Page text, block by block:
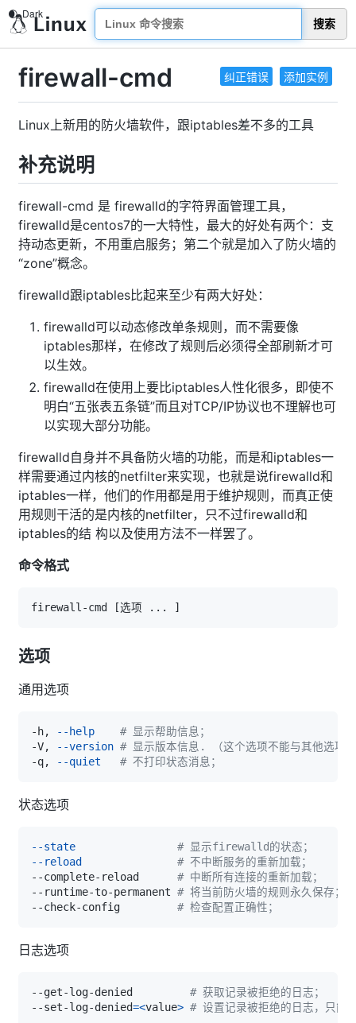
搜索
纠正错误 添加实例
firewall-cmd
Linux上新用的防火墙软件，跟iptables差不多的工具
补充说明
firewall-cmd 是 firewalld的字符界面管理工具，
firewalld是centos7的一大特性，最大的好处有两个：支
持动态更新，不用重启服务；第二个就是加入了防火墙的
“zone”概念。
firewalld跟iptables比起来至少有两大好处：
firewalld可以动态修改单条规则，而不需要像
iptables那样，在修改了规则后必须得全部刷新才可
以生效。
firewalld在使用上要比iptables人性化很多，即使不
明白“五张表五条链”而且对TCP/IP协议也不理解也可
以实现大部分功能。
firewalld自身并不具备防火墙的功能，而是和iptables一
样需要通过内核的netfilter来实现，也就是说firewalld和
iptables一样，他们的作用都是用于维护规则，而真正使
用规则干活的是内核的netfilter，只不过firewalld和
iptables的结 构以及使用方法不一样罢了。
命令格式
firewall-cmd [选项 .. . ]
选项
通用选项
-h, --help
# 显示帮助信息；
-V,
--version # 显示版本信息. （这个选项不能与其他选项
-q,
--quiet # 不打印状态消息；
状态选项
--state
# 显示firewalld的状态；
--reload
# 不中断服务的重新加载；
--complete-reload # 中断所有连接的重新加载；
--runtime-to-permanent # 将当前防火墙的规则永久保存；
--check-config # 检查配置正确性；
日志选项
--get-log-denied # 获取记录被拒绝的日志；
--set-log-denied=<value> # 设置记录被拒绝的日志